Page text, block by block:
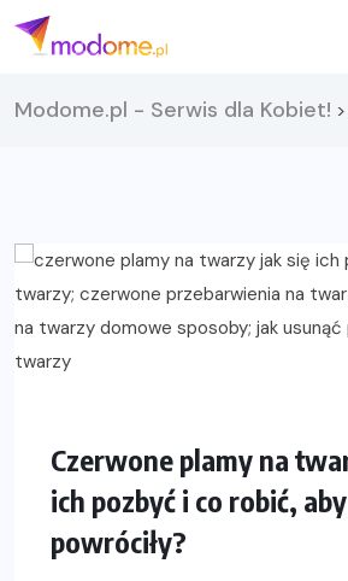
Modome.pl - Serwis dla Kobiet! >
Czerwone plamy na
ich pozbyć i co robić,
powróciły?